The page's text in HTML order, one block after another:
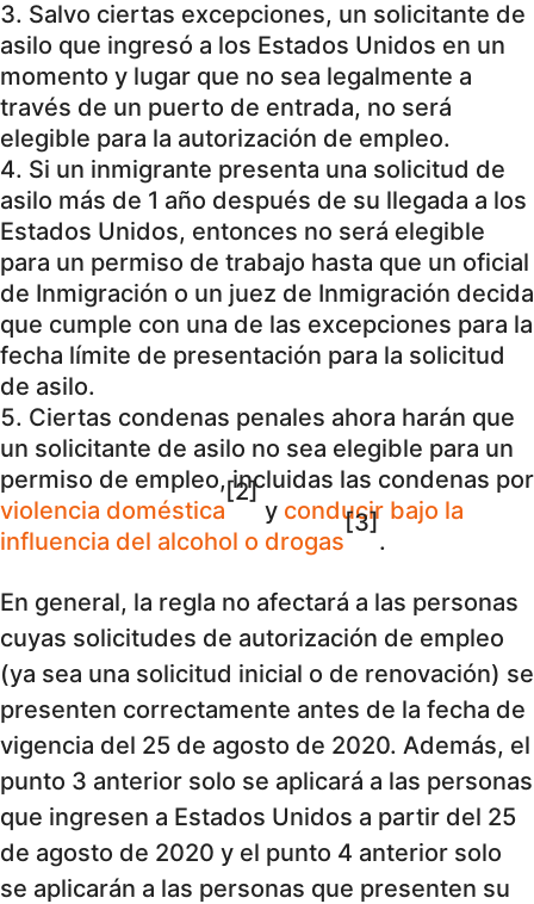
Salvo ciertas excepciones, un solicitante de
asilo que ingresó a los Estados Unidos en un
momento y lugar que no sea legalmente a
través de un puerto de entrada, no será
elegible para la autorización de empleo.
Si un inmigrante presenta una solicitud de
asilo más de 1 año después de su llegada a los
Estados Unidos, entonces no será elegible
para un permiso de trabajo hasta que un oficial
de Inmigración o un juez de Inmigración decida
que cumple con una de las excepciones para la
fecha límite de presentación para la solicitud
de asilo.
Ciertas condenas penales ahora harán que
un solicitante de asilo no sea elegible para un
permiso de empleo, incluidas las condenas por
violencia doméstica
[2]
y conducir bajo la
influencia del alcohol o drogas
[3]
.
En general, la regla no afectará a las personas
cuyas solicitudes de autorización de empleo
(ya sea una solicitud inicial o de renovación) se
presenten correctamente antes de la fecha de
vigencia del 25 de agosto de 2020. Además, el
punto 3 anterior solo se aplicará a las personas
que ingresen a Estados Unidos a partir del 25
de agosto de 2020 y el punto 4 anterior solo
se aplicarán a las personas que presenten su